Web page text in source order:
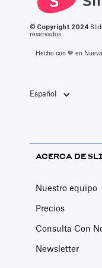
© Copyright 2 024
reservados.
Hecho con 💙️ en
Español
ACERCA DE
Nuestro equipo
Precios
Consulta Con
Newsletter